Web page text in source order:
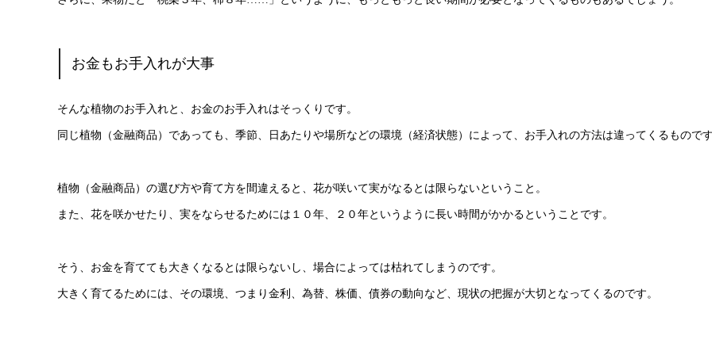
お金もお手入れが大事
そんな植物のお手入れと、お金のお手入れはそっくりです。
同じ植物（金融商品）であっても、季節、日あたりや場所などの環境（経済状態）によって、お手入れの方法は違ってくるもので
植物（金融商品）の選び方や育て方を間違えると、花が咲いて実がなるとは限らないということ。
また、花を咲かせたり、実をならせるためには１０年、２０年というように長い時間がかかるということです。
そう、お金を育てても大きくなるとは限らないし、場合によっては枯れてしまうのです。
大きく育てるためには、その環境、つまり金利、為替、株価、債券の動向など、現状の把握が大切となってくるのです。